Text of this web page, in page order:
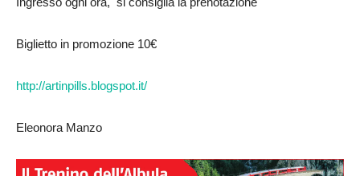
Biglietto in promozione 10€
http://artinpills.blogspot.it/
Eleonora Manzo